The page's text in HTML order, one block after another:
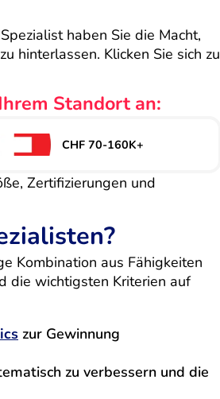
haben Sie die Macht,
hinterlassen. Klicken Sie sich zu
Standort an:
CHF 70-160K+
Zertifizierungen und
Kombination aus Fähigkeiten
die wichtigsten Kriterien auf
zur Gewinnung
zu verbessern und die